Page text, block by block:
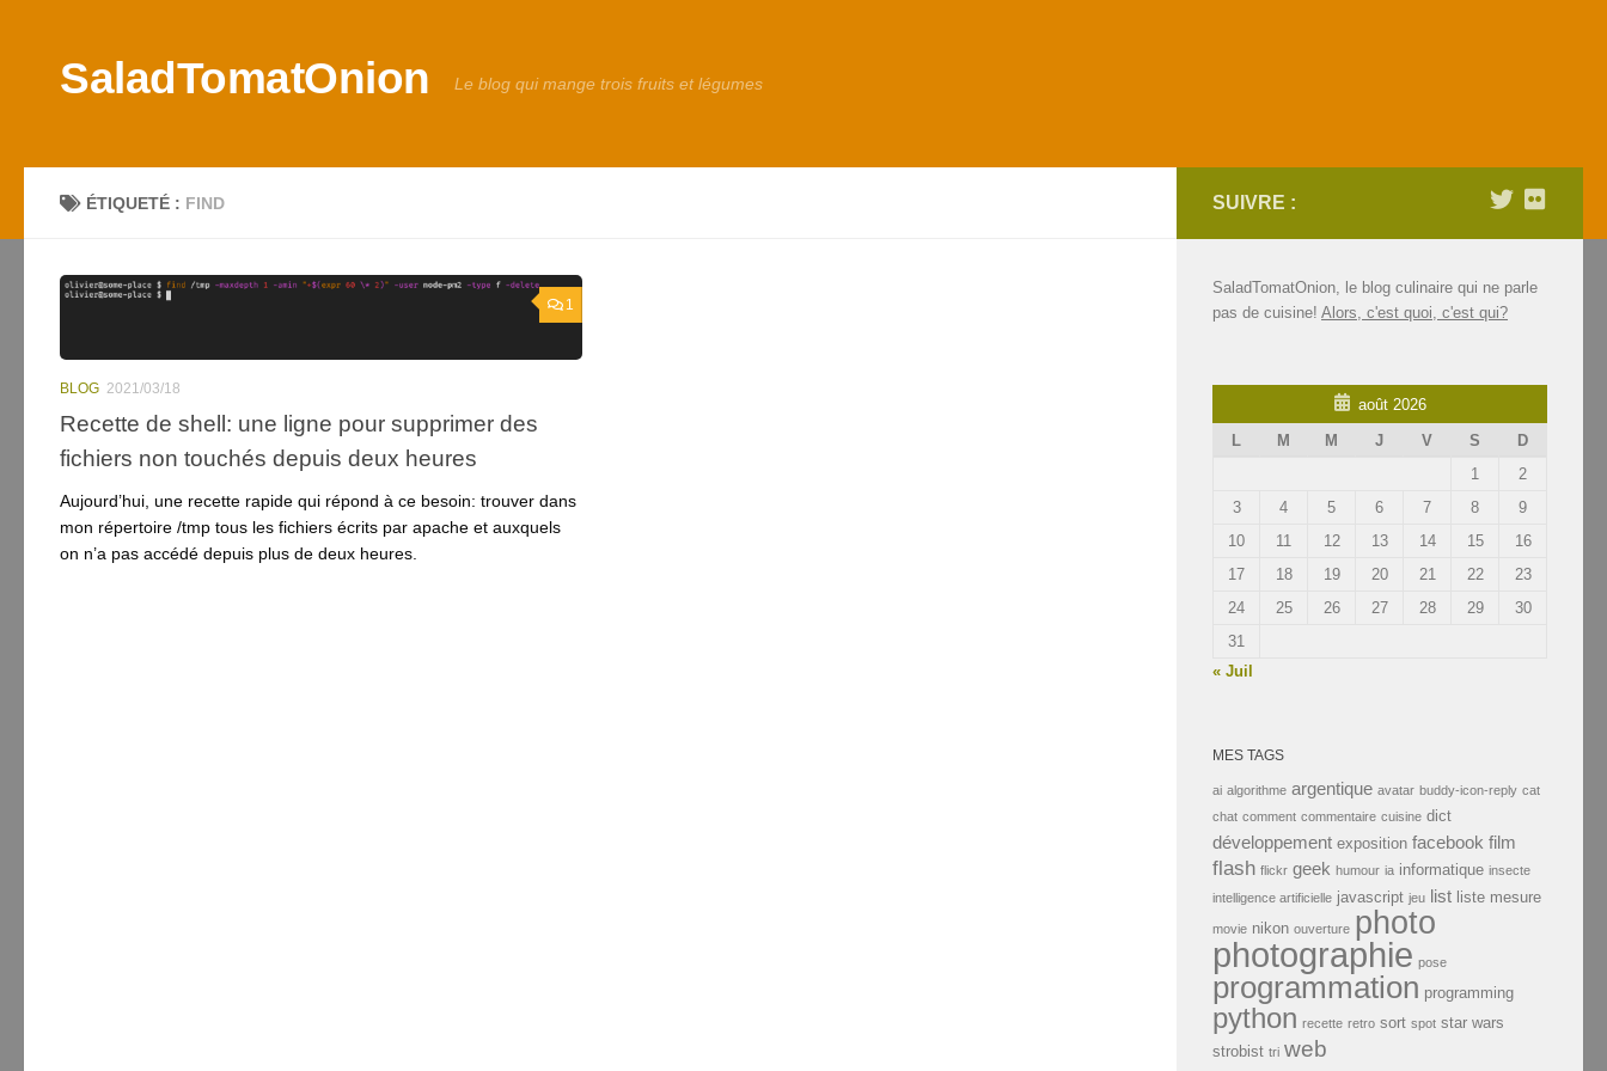
SaladTomatOnion Le blog qui mange trois fruits et légumes
ÉTIQUETÉ : FIND
1
BLOG 2021/03/18
Recette de shell: une ligne pour supprimer des
fichiers non touchés depuis deux heures
Aujourd’hui, une recette rapide qui répond à ce besoin: trouver dans
mon répertoire /tmp tous les fichiers écrits par apache et auxquels
on n’a pas accédé depuis plus de deux heures.
SUIVRE :
SaladTomatOnion, le blog culinaire qui ne parle
pas de cuisine! Alors, c'est quoi, c'est qui?
août 2026
L
M M J V S
D
1
2
3
4 5 6 7 8
9
10
11 12 13 14 15
16
17
18 19 20 21 22
23
24
25 26 27 28 29
30
31
« Juil
MES TAGS
ai algorithme argentique avatar buddy-icon-reply cat
chat comment commentaire cuisine dict
développement exposition facebook film
flash flickr geek humour ia informatique insecte
intelligence artificielle javascript jeu list liste mesure
movie nikon ouverture photo
photographie pose
programmation programming
python recette retro sort spot star wars
strobist tri web